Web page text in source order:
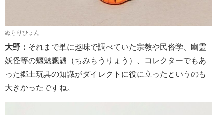
ぬらりひょん
大野： それまで単に趣味で調べていた宗教や民俗学、幽霊
妖怪等の魑魅魍魎（ちみもうりょう）、コレクターでもあ
った郷土玩具の知識がダイレクトに役に立ったというのも
大きかったですね。